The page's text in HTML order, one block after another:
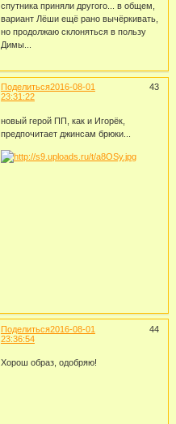
спутника приняли другого... в общем,
вариант Лёши ещё рано вычёркивать,
но продолжаю склоняться в пользу
Димы...
Поделиться 43
2016-08-01
23:31:22
новый герой ПП, как и Игорёк,
предпочитает джинсам брюки...
Поделиться 44
2016-08-01
23:36:54
Хорош образ, одобряю!